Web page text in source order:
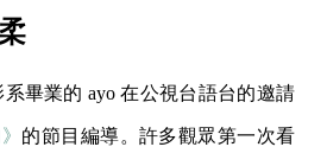
系畢業的 ayo 在公視台語台的邀請
的節目編導。許多觀眾第一次看